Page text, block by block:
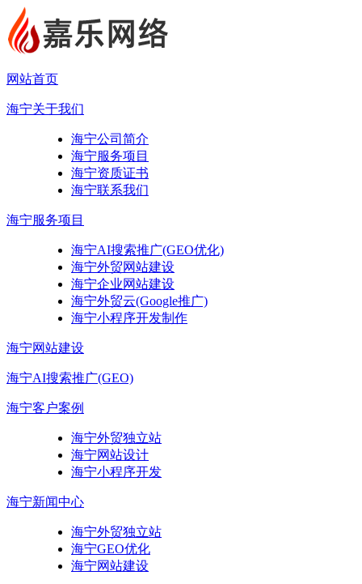
网站首页
海宁关于我们
海宁公司简介
海宁服务项目
海宁资质证书
海宁联系我们
海宁服务项目
海宁AI搜索推广(GEO优化)
海宁外贸网站建设
海宁企业网站建设
海宁外贸云(Google推广)
海宁小程序开发制作
海宁网站建设
海宁AI搜索推广(GEO)
海宁客户案例
海宁外贸独立站
海宁网站设计
海宁小程序开发
海宁新闻中心
海宁外贸独立站
海宁GEO优化
海宁网站建设